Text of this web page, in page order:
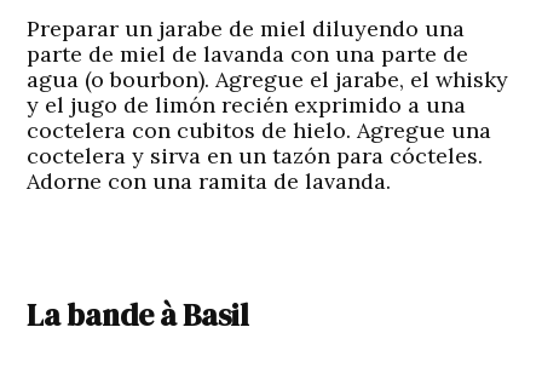
Preparar un jarabe de miel diluyendo una
parte de miel de lavanda con una parte de
agua (o bourbon). Agregue el jarabe, el whisky
y el jugo de limón recién exprimido a una
coctelera con cubitos de hielo. Agregue una
coctelera y sirva en un tazón para cócteles.
Adorne con una ramita de lavanda.
La bande à Basil